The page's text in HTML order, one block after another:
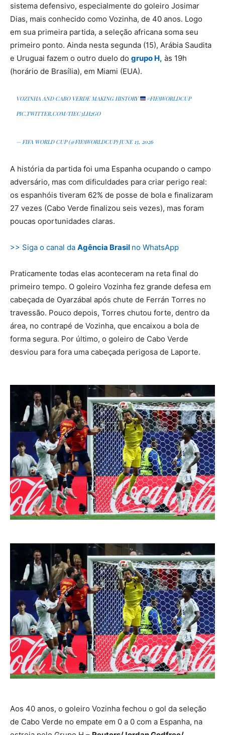
sistema defensivo, especialmente do goleiro Josimar
Dias, mais conhecido como Vozinha, de 40 anos. Logo
em sua primeira partida, a seleção africana soma seu
primeiro ponto. Ainda nesta segunda (15), Arábia Saudita
e Uruguai fazem o outro duelo do grupo H, às 19h
(horário de Brasília), em Miami (EUA).
VOZINHA AND CABO VERDE MAKING HISTORY
#FIFAWORLDCUP
PIC.TWITTER.COM/TIEC3LH2GO
— FIFA WORLD CUP (@FIFAWORLDCUP) JUNE 15, 2026
A história da partida foi uma Espanha ocupando o campo
adversário, mas com dificuldades para criar perigo real:
os espanhóis tiveram 62% de posse de bola e finalizaram
27 vezes (Cabo Verde finalizou seis vezes), mas foram
poucas oportunidades claras.
>> Siga o canal da Agência Brasil no WhatsApp
Praticamente todas elas aconteceram na reta final do
primeiro tempo. O goleiro Vozinha fez grande defesa em
cabeçada de Oyarzábal após chute de Ferrán Torres no
travessão. Pouco depois, Torres chutou forte, dentro da
área, no contrapé de Vozinha, que encaixou a bola de
forma segura. Por último, o goleiro de Cabo Verde
desviou para fora uma cabeçada perigosa de Laporte.
Aos 40 anos, o goleiro Vozinha fechou o gol da seleção
de Cabo Verde no empate em 0 a 0 com a Espanha, na